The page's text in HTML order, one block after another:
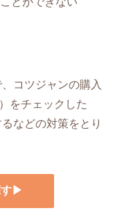
コツジャンの購入
をチェックした
などの対策をとり
す▶